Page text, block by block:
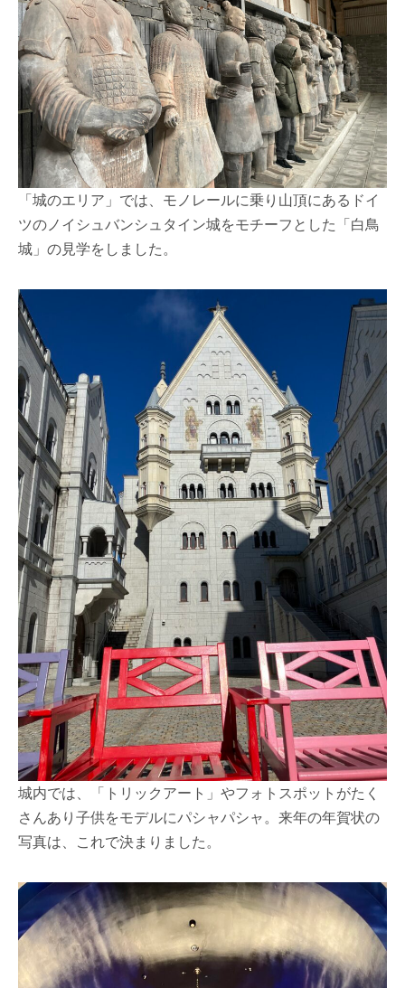
「城のエリア」では、モノレールに乗り山頂にあるドイ
ツのノイシュバンシュタイン城をモチーフとした「白鳥
城」の見学をしました。
城内では、「トリックアート」やフォトスポットがたく
さんあり子供をモデルにパシャパシャ。来年の年賀状の
写真は、これで決まりました。